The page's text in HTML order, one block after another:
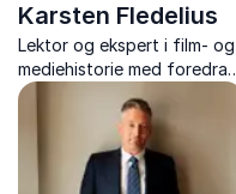
Karsten Fledelius
Lektor og ekspert i film- og
mediehistorie med foredrag
om Balkan, Mellemøsten,
religion og filmhistorie.